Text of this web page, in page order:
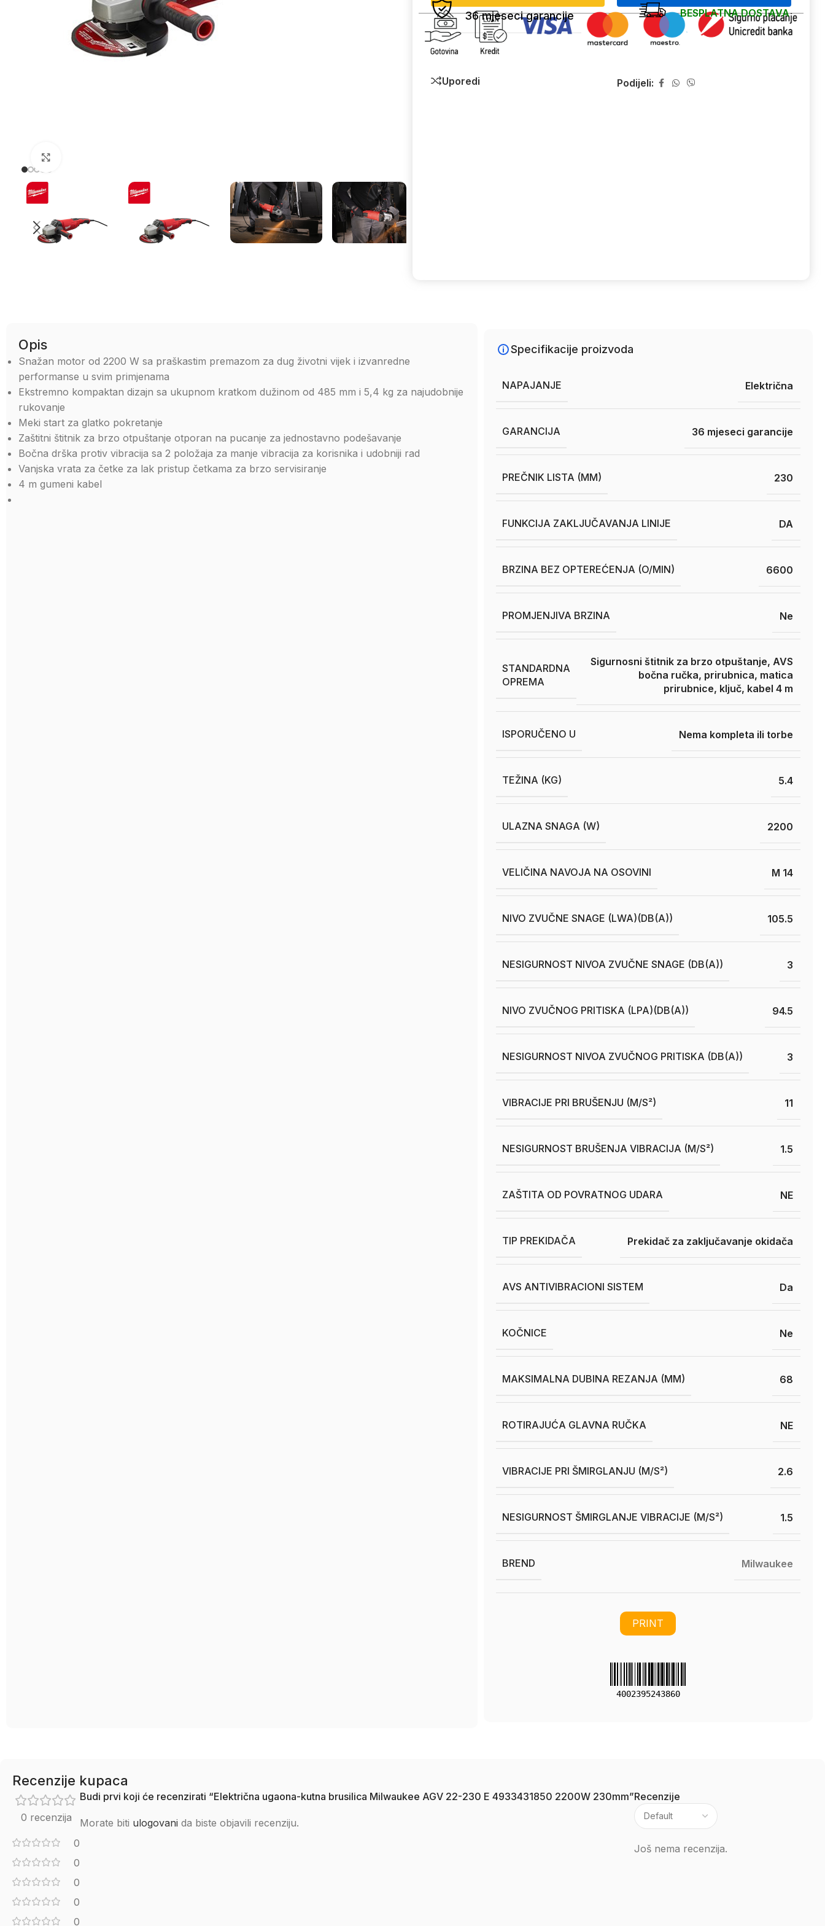
36 mjeseci garancije BESPLATNA DOSTAVA
Uporedi Podijeli:
Opis
Snažan motor od 2200 W sa praškastim premazom za dug životni vijek i izvanredne
performanse u svim primjenama
Ekstremno kompaktan dizajn sa ukupnom kratkom dužinom od 485 mm i 5,4 kg za najudobnije
rukovanje
Meki start za glatko pokretanje
Zaštitni štitnik za brzo otpuštanje otporan na pucanje za jednostavno podešavanje
Bočna drška protiv vibracija sa 2 položaja za manje vibracija za korisnika i udobniji rad
Vanjska vrata za četke za lak pristup četkama za brzo servisiranje
4 m gumeni kabel
Specifikacije proizvoda
NAPAJANJE Električna
GARANCIJA 36 mjeseci garancije
PREČNIK LISTA (MM) 230
FUNKCIJA ZAKLJUČAVANJA LINIJE DA
BRZINA BEZ OPTEREĆENJA (O/MIN) 6600
PROMJENJIVA BRZINA Ne
STANDARDNA
OPREMA
Sigurnosni štitnik za brzo otpuštanje, AVS
bočna ručka, prirubnica, matica
prirubnice, ključ, kabel 4 m
ISPORUČENO U Nema kompleta ili torbe
TEŽINA (KG) 5.4
ULAZNA SNAGA (W) 2200
VELIČINA NAVOJA NA OSOVINI M 14
NIVO ZVUČNE SNAGE (LWA)(DB(A)) 105.5
NESIGURNOST NIVOA ZVUČNE SNAGE (DB(A)) 3
NIVO ZVUČNOG PRITISKA (LPA)(DB(A)) 94.5
NESIGURNOST NIVOA ZVUČNOG PRITISKA (DB(A)) 3
VIBRACIJE PRI BRUŠENJU (M/S²) 11
NESIGURNOST BRUŠENJA VIBRACIJA (M/S²) 1.5
ZAŠTITA OD POVRATNOG UDARA NE
TIP PREKIDAČA Prekidač za zaključavanje okidača
AVS ANTIVIBRACIONI SISTEM Da
KOČNICE Ne
MAKSIMALNA DUBINA REZANJA (MM) 68
ROTIRAJUĆA GLAVNA RUČKA NE
VIBRACIJE PRI ŠMIRGLANJU (M/S²) 2.6
NESIGURNOST ŠMIRGLANJE VIBRACIJE (M/S²) 1.5
BREND Milwaukee
PRINT
4002395243860
Recenzije kupaca
0 recenzija
0
0
0
0
0
Recenzije
Još nema recenzija.
Budi prvi koji će recenzirati “Električna ugaona-kutna brusilica Milwaukee AGV 22-230 E 4933431850 2200W 230mm”
Morate biti ulogovani da biste objavili recenziju.